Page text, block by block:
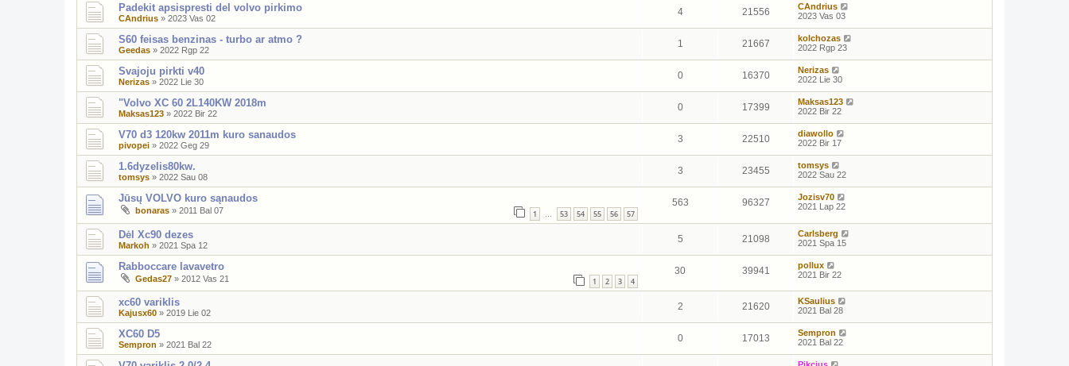
Padekit apsispresti del volvo pirkimo
CAndrius » 2023 Vas 02
4 21556
CAndrius
2023 Vas 03
S60 feisas benzinas - turbo ar atmo ?
Geedas » 2022 Rgp 22
1 21667
kolchozas
2022 Rgp 23
Svajoju pirkti v40
Nerizas » 2022 Lie 30
0 16370
Nerizas
2022 Lie 30
"Volvo XC 60 2L140KW 2018m
Maksas123 » 2022 Bir 22
0 17399
Maksas123
2022 Bir 22
V70 d3 120kw 2011m kuro sanaudos
pivopei » 2022 Geg 29
3 22510
diawollo
2022 Bir 17
1.6dyzelis80kw.
tomsys » 2022 Sau 08
3 23455
tomsys
2022 Sau 22
Jūsų VOLVO kuro sąnaudos
bonaras » 2011 Bal 07 1 … 53 54 55 56 57
563 96327
Jozisv70
2021 Lap 22
Dėl Xc90 dezes
Markoh » 2021 Spa 12
5 21098
Carlsberg
2021 Spa 15
Rabboccare lavavetro
Gedas27 » 2012 Vas 21 1 2 3 4
30 39941
pollux
2021 Bir 22
xc60 variklis
Kajusx60 » 2019 Lie 02
2 21620
KSaulius
2021 Bal 28
XC60 D5
Sempron » 2021 Bal 22
0 17013
Sempron
2021 Bal 22